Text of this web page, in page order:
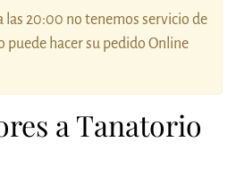
las 20:00 no tenemos servicio de
puede hacer su pedido Online
a Tanatorio